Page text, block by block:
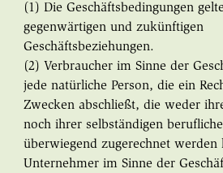
(1) Die Geschäftsbedingungen
gegenwärtigen und zukünftigen
Geschäftsbeziehungen.
(2) Verbraucher im Sinne der
jede natürliche Person, die ein
Zwecken abschließt, die weder
noch ihrer selbständigen
überwiegend zugerechnet werden
Unternehmer im Sinne der